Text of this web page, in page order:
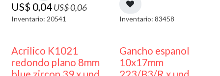
US$ 0,04US$0,06
Inventario: 20541 Inventario: 83458
Acrilico K1021
redondo plano 8mm
Gancho espanol
10x17mm